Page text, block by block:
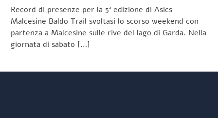
Record di presenze per la 5ª edizione di Asics
Malcesine Baldo Trail svoltasi lo scorso weekend con
partenza a Malcesine sulle rive del lago di Garda. Nella
giornata di sabato […]